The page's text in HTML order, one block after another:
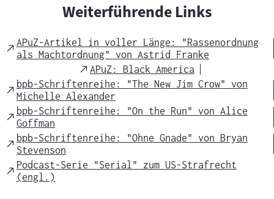
Weiterführende Links
External
Link
APuZ-Artikel in voller Länge: "Rassenordnung
als Machtordnung" von Astrid Franke
External
Link
APuZ: Black America
External
Link
bpb-Schriftenreihe: "The New Jim Crow" von
Michelle Alexander
External
Link
bpb-Schriftenreihe: "On the Run" von Alice
Goffman
External
Link
bpb-Schriftenreihe: "Ohne Gnade" von Bryan
Stevenson
External
Link
Podcast-Serie "Serial" zum US-Strafrecht
(engl.)